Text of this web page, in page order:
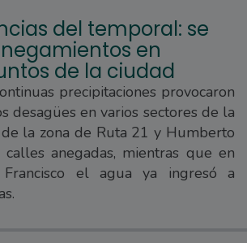
del temporal: se
en
de la ciudad
precipitaciones provocaron
desagües en varios sectores de la
de la zona de Ruta 21 y Humberto
anegadas, mientras que en
el agua ya ingresó a